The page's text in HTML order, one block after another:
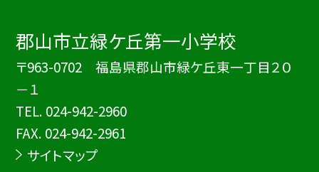
郡山市立緑ケ丘第一小学校
〒963-0702 福島県郡山市緑ケ丘東一丁目２０
－１
TEL. 024-942-2960
FAX. 024-942-2961
サイトマップ